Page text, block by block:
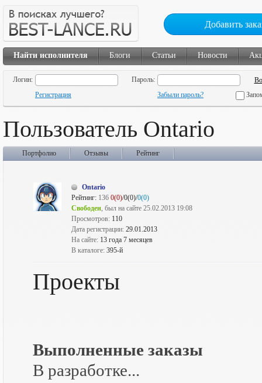
Добавить
Найти исполнителя Блоги Статьи Новости
Логин:
Пароль:
Регистрация
Забыли пароль?
Пользователь Ontario
Портфолио Отзывы Рейтинг
Ontario
Рейтинг: 136 0(0)/0(0)/0(0)
Свободен, был на сайте 25.02.2013 19:08
Просмотров: 110
Дата регистрации: 29.01.2013
На сайте: 13 года 7 месяцев
В каталоге: 395-й
Проекты
Выполненные заказы
В разработке...